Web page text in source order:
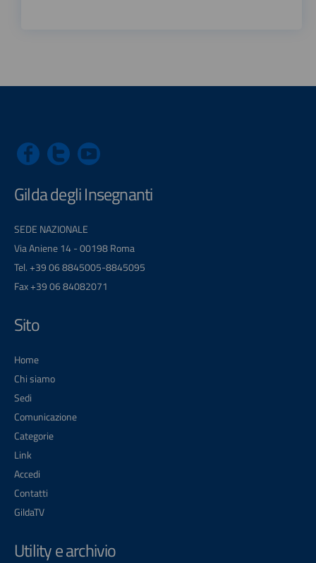
Gilda degli Insegnanti
SEDE NAZIONALE
Via Aniene 14 - 00198 Roma
Tel. +39 06 8845005-8845095
Fax +39 06 84082071
Sito
Home
Chi siamo
Sedi
Comunicazione
Categorie
Link
Accedi
Contatti
GildaTV
Utility e archivio